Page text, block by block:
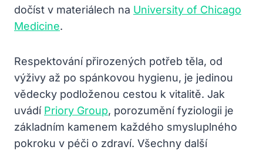
dočíst v materiálech na University of Chicago
Medicine.
Respektování přirozených potřeb těla, od
výživy až po spánkovou hygienu, je jedinou
vědecky podloženou cestou k vitalitě. Jak
uvádí Priory Group, porozumění fyziologii je
základním kamenem každého smysluplného
pokroku v péči o zdraví. Všechny další